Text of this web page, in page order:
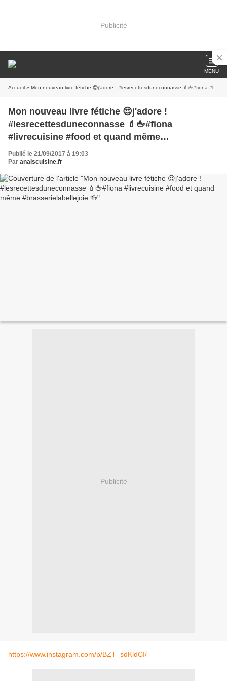
Publicité
MENU
Accueil » Mon nouveau livre fétiche 😍j'adore ! #lesrecettesduneconnasse 💄🖕#fiona #livrecuisine #food et quand même #brasserielabellejoie 🍻
Mon nouveau livre fétiche 😍j'adore !
#lesrecettesduneconnasse 💄🖕#fiona
#livrecuisine #food et quand même
#brasserielabellejoie 🍻
Publié le 21/09/2017 à 19:03
Par anaiscuisine.fr
Publicité
https://www.instagram.com/p/BZT_sdKldCI/